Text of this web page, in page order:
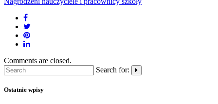
Comments are closed.
Search for:
Ostatnie wpisy